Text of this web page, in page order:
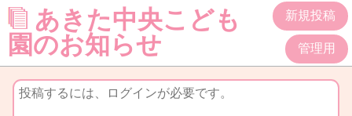
あきた中央こども
園のお知らせ
新規投稿
管理用